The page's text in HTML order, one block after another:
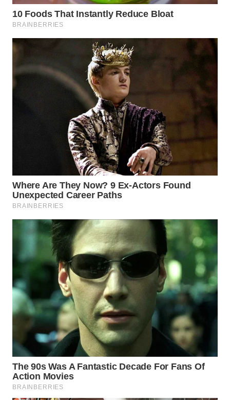
SUMEDANG
WN
WN
BINJAI
WN
INDRAMAYU
WN
KUNINGAN
WN
MAJALENGKA
WN
SUBANG
WN